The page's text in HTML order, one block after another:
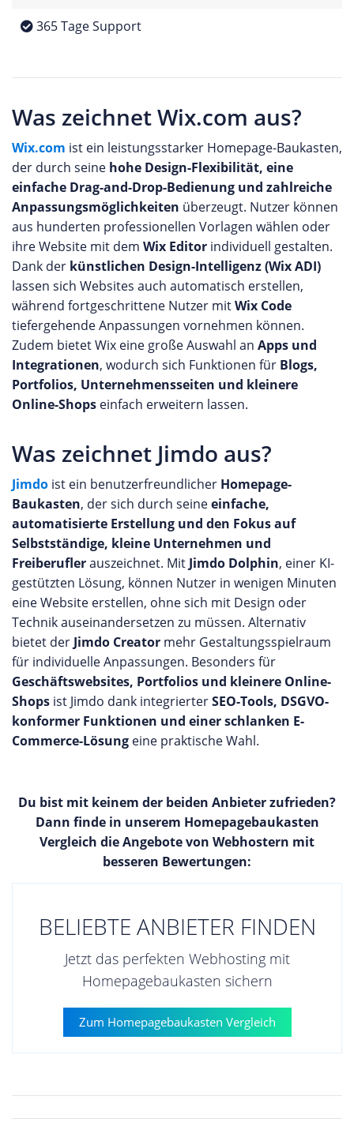
365 Tage Support
Was zeichnet Wix.com aus?
Wix.com ist ein leistungsstarker Homepage-Baukasten,
der durch seine hohe Design-Flexibilität, eine
einfache Drag-and-Drop-Bedienung und zahlreiche
Anpassungsmöglichkeiten überzeugt. Nutzer können
aus hunderten professionellen Vorlagen wählen oder
ihre Website mit dem Wix Editor individuell gestalten.
Dank der künstlichen Design-Intelligenz (Wix ADI)
lassen sich Websites auch automatisch erstellen,
während fortgeschrittene Nutzer mitWix Code
tiefergehende Anpassungen vornehmen können.
Zudem bietet Wix eine große Auswahl an Apps und
Integrationen, wodurch sich Funktionen für Blogs,
Portfolios, Unternehmensseiten und kleinere
Online-Shops einfach erweitern lassen.
Was zeichnet Jimdo aus?
Jimdo ist ein benutzerfreundlicher Homepage-
Baukasten, der sich durch seineeinfache,
automatisierte Erstellung und den Fokus auf
Selbstständige, kleine Unternehmen und
Freiberuflerauszeichnet. Mit Jimdo Dolphin, einer KI-
gestützten Lösung, können Nutzer in wenigen Minuten
eine Website erstellen, ohne sich mit Design oder
Technik auseinandersetzen zu müssen. Alternativ
bietet der Jimdo Creator mehr Gestaltungsspielraum
für individuelle Anpassungen. Besonders für
Geschäftswebsites, Portfolios und kleinere Online-
Shops ist Jimdo dank integrierterSEO-Tools, DSGVO-
konformer Funktionen und einer schlanken E-
Commerce-Lösung eine praktische Wahl.
Du bist mit keinem der beiden Anbieter zufrieden?
Dann finde in unserem Homepagebaukasten
Vergleich die Angebote von Webhostern mit
besseren Bewertungen:
BELIEBTE ANBIETER FINDEN
Jetzt das perfekten Webhosting mit
Homepagebaukasten sichern
Zum Homepagebaukasten Vergleich